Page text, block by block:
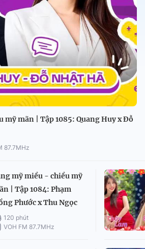
mỹ mãn | Tập 1085: Quang Huy x Đỗ
87.7MHz
mỹ miều - chiều mỹ
| Tập 1084: Phạm
Phước x Thu Ngọc
120 phút
VOH FM 87.7MHz